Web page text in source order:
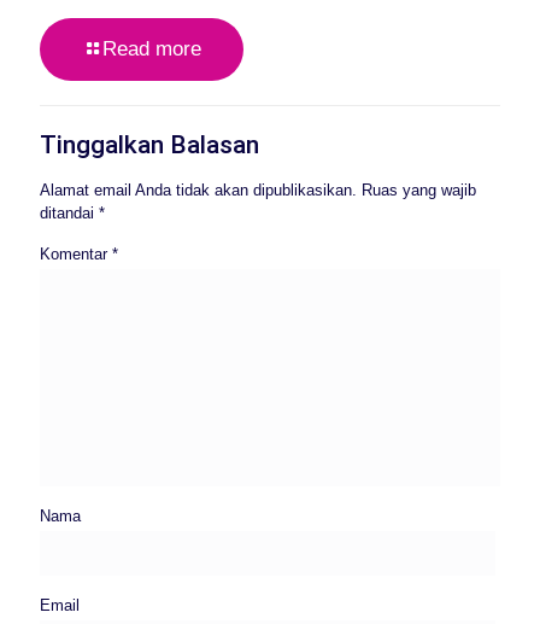
Read more
Tinggalkan Balasan
Alamat email Anda tidak akan dipublikasikan. Ruas yang wajib
ditandai *
Komentar *
Nama
Email